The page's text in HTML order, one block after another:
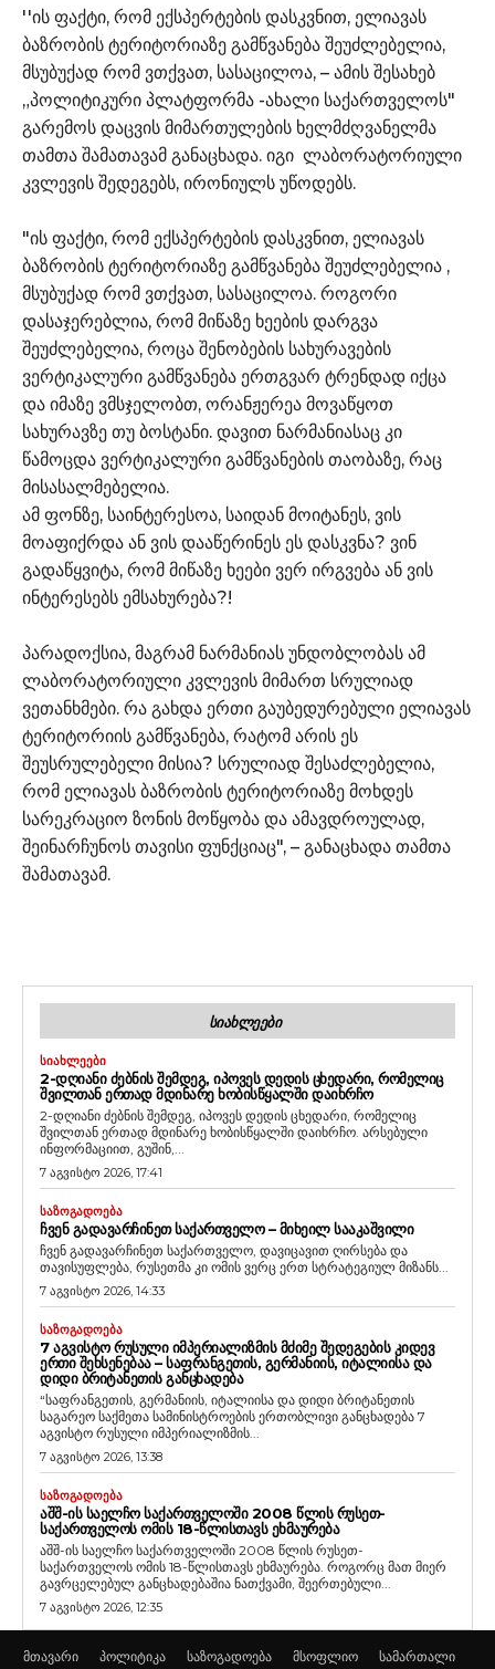
''ის ფაქტი, რომ ექსპერტების დასკვნით, ელიავას
ბაზრობის ტერიტორიაზე გამწვანება შეუძლებელია,
მსუბუქად რომ ვთქვათ, სასაცილოა, – ამის შესახებ
„პოლიტიკური პლატფორმა -ახალი საქართველოს"
გარემოს დაცვის მიმართულების ხელმძღვანელმა
თამთა შამათავამ განაცხადა. იგი ლაბორატორიული
კვლევის შედეგებს, ირონიულს უწოდებს.
"ის ფაქტი, რომ ექსპერტების დასკვნით, ელიავას
ბაზრობის ტერიტორიაზე გამწვანება შეუძლებელია ,
მსუბუქად რომ ვთქვათ, სასაცილოა. როგორი
დასაჯერებლია, რომ მიწაზე ხეების დარგვა
შეუძლებელია, როცა შენობების სახურავების
ვერტიკალური გამწვანება ერთგვარ ტრენდად იქცა
და იმაზე ვმსჯელობთ, ორანჟერეა მოვაწყოთ
სახურავზე თუ ბოსტანი. დავით ნარმანიასაც კი
წამოცდა ვერტიკალური გამწვანების თაობაზე, რაც
მისასალმებელია.
ამ ფონზე, საინტერესოა, საიდან მოიტანეს, ვის
მოაფიქრდა ან ვის დააწერინეს ეს დასკვნა? ვინ
გადაწყვიტა, რომ მიწაზე ხეები ვერ ირგვება ან ვის
ინტერესებს ემსახურება?!
პარადოქსია, მაგრამ ნარმანიას უნდობლობას ამ
ლაბორატორიული კვლევის მიმართ სრულიად
ვეთანხმები. რა გახდა ერთი გაუბედურებული ელიავას
ტერიტორიის გამწვანება, რატომ არის ეს
შეუსრულებელი მისია? სრულიად შესაძლებელია,
რომ ელიავას ბაზრობის ტერიტორიაზე მოხდეს
სარეკრაციო ზონის მოწყობა და ამავდროულად,
შეინარჩუნოს თავისი ფუნქციაც", – განაცხადა თამთა
შამათავამ.
ᲡᲘᲐᲮᲚᲔᲔᲑᲘ
ᲡᲘᲐᲮᲚᲔᲔᲑᲘ
2-ᲓᲦᲘᲐᲜᲘ ᲫᲔᲑᲜᲘᲡ ᲨᲔᲛᲓᲔᲒ, ᲘᲞᲝᲕᲔᲡ ᲓᲔᲓᲘᲡ ᲪᲮᲔᲓᲐᲠᲘ, ᲠᲝᲛᲔᲚᲘᲪ
ᲨᲕᲘᲚᲗᲐᲜ ᲔᲠᲗᲐᲓ ᲛᲓᲘᲜᲐᲠᲔ ᲮᲝᲑᲘᲡᲬᲧᲐᲚᲨᲘ ᲓᲐᲘᲮᲠᲩᲝ
2-დღიანი ძებნის შემდეგ, იპოვეს დედის ცხედარი, რომელიც
შვილთან ერთად მდინარე ხობისწყალში დაიხრჩო. არსებული
ინფორმაციით, გუშინ,...
7 აგვისტო 2026, 17:41
ᲡᲐᲖᲝᲒᲐᲓᲝᲔᲑᲐ
ᲩᲕᲔᲜ ᲒᲐᲓᲐᲕᲐᲠᲩᲘᲜᲔᲗ ᲡᲐᲥᲐᲠᲗᲕᲔᲚᲝ – ᲛᲘᲮᲔᲘᲚ ᲡᲐᲐᲙᲐᲨᲕᲘᲚᲘ
ჩვენ გადავარჩინეთ საქართველო, დავიცავით ღირსება და
თავისუფლება, რუსეთმა კი ომის ვერც ერთ სტრატეგიულ მიზანს...
7 აგვისტო 2026, 14:33
ᲡᲐᲖᲝᲒᲐᲓᲝᲔᲑᲐ
7 ᲐᲒᲕᲘᲡᲢᲝ ᲠᲣᲡᲣᲚᲘ ᲘᲛᲞᲔᲠᲘᲐᲚᲘᲖᲛᲘᲡ ᲛᲫᲘᲛᲔ ᲨᲔᲓᲔᲒᲔᲑᲘᲡ ᲙᲘᲓᲔᲕ
ᲔᲠᲗᲘ ᲨᲔᲮᲡᲔᲜᲔᲑᲐᲐ – ᲡᲐᲤᲠᲐᲜᲒᲔᲗᲘᲡ, ᲒᲔᲠᲛᲐᲜᲘᲘᲡ, ᲘᲢᲐᲚᲘᲘᲡᲐ ᲓᲐ
ᲓᲘᲓᲘ ᲑᲠᲘᲢᲐᲜᲔᲗᲘᲡ ᲒᲐᲜᲪᲮᲐᲓᲔᲑᲐ
“საფრანგეთის, გერმანიის, იტალიისა და დიდი ბრიტანეთის
საგარეო საქმეთა სამინისტროების ერთობლივი განცხადება 7
აგვისტო რუსული იმპერიალიზმის...
7 აგვისტო 2026, 13:38
ᲡᲐᲖᲝᲒᲐᲓᲝᲔᲑᲐ
ᲐᲨᲨ-ᲘᲡ ᲡᲐᲔᲚᲩᲝ ᲡᲐᲥᲐᲠᲗᲕᲔᲚᲝᲨᲘ 2008 ᲬᲚᲘᲡ ᲠᲣᲡᲔᲗ-
ᲡᲐᲥᲐᲠᲗᲕᲔᲚᲝᲡ ᲝᲛᲘᲡ 18-ᲬᲚᲘᲡᲗᲐᲕᲡ ᲔᲮᲛᲐᲣᲠᲔᲑᲐ
აშშ-ის საელჩო საქართველოში 2008 წლის რუსეთ-
საქართველოს ომის 18-წლისთავს ეხმაურება. როგორც მათ მიერ
გავრცელებულ განცხადებაშია ნათქვამი, შეერთებული...
7 აგვისტო 2026, 12:35
მთავარი პოლიტიკა საზოგადოება მსოფლიო სამართალი